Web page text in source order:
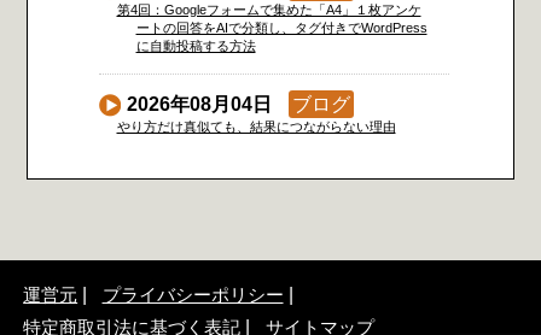
第4回：Googleフォームで集めた「A4」１枚アンケ
ートの回答をAIで分類し、タグ付きでWordPress
に自動投稿する方法
2026年08月04日 ブログ
やり方だけ真似ても、結果につながらない理由
運営元
プライバシーポリシー
特定商取引法に基づく表記
サイトマップ